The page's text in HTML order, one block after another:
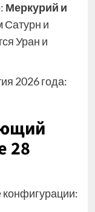
Меркурий и
Сатурн и
Уран и
2026 года:
28
конфигурации: